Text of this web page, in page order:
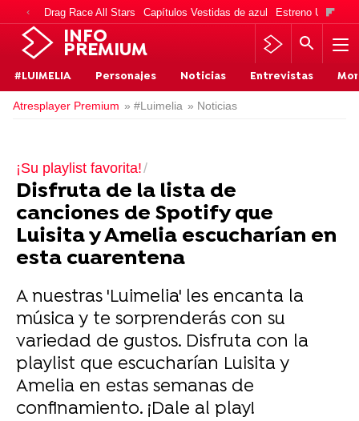
Drag Race All Stars Capítulos Vestidas de azul Estreno Una
INFO
PREMIUM
#LUIMELIA Personajes Noticias Entrevistas
Atresplayer Premium » #Luimelia » Noticias
¡Su playlist favorita!
Disfruta de la lista de
canciones de Spotify que
Luisita y Amelia escucharían en
esta cuarentena
A nuestras 'Luimelia' les encanta la
música y te sorprenderás con su
variedad de gustos. Disfruta con la
playlist que escucharían Luisita y
Amelia en estas semanas de
confinamiento. ¡Dale al play!